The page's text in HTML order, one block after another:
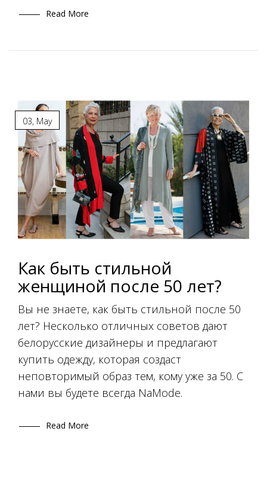
Read More
03, May
Как быть стильной
женщиной после 50 лет?
Вы не знаете, как быть стильной после 50
лет? Несколько отличных советов дают
белорусские дизайнеры и предлагают
купить одежду, которая создаст
неповторимый образ тем, кому уже за 50. С
нами вы будете всегда NaMode.
Read More